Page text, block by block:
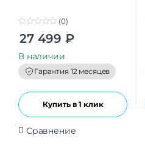
o
t
o
f
5
(0)
27 499 ₽
В наличии
Гарантия 12 месяцев
Купить в 1 клик
Сравнение